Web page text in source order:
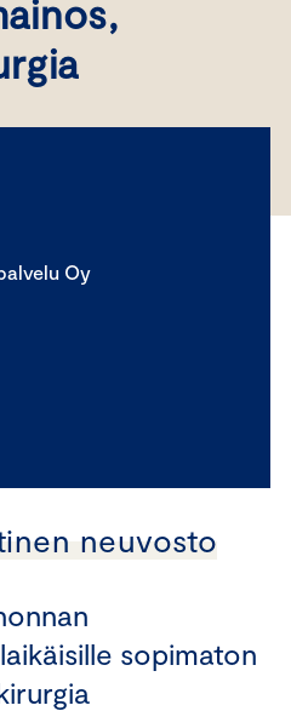
Oy
neuvosto
sopimaton